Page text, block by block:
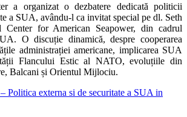
a organizat o dezbatere dedicată politicii
a SUA, avându-l ca invitat special pe dl. Seth
Center for American Seapower, din cadrul
O discuție dinamică, despre cooperarea
administrației americane, implicarea SUA
Flancului Estic al NATO, evoluțiile din
Balcani și Orientul Mijlociu.
Politica externa si de securitate a SUA in